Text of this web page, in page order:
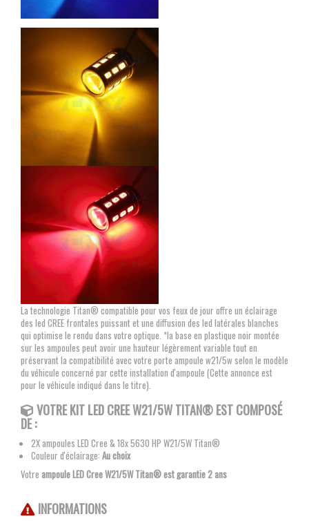
La technologie Titan® compatible pour vos feux de jour offre un éclairage
des led CREE frontales puissant et une diffusion des led latérales blanches
qui optimise le rendu dans votre optique. *la base en plastique noir montée
sur les ampoules peut avoir une hauteur légèrement variable tout en
préservant la compatibilité avec votre porte ampoule w21/5w selon le modèle
du véhicule concerné par cette installation d'ampoule (Cette annonce est
pour le véhicule indiqué dans le titre).
VOTRE KITLED CREE W21/5W TITAN®EST COMPOSÉ
DE :
2X ampoules LED Cree & 18x 5630 HP W21/5W Titan®
Couleur d'éclairage: Au choix
Votre ampoule LED Cree W21/5W Titan® est garantie 2 ans
INFORMATIONS